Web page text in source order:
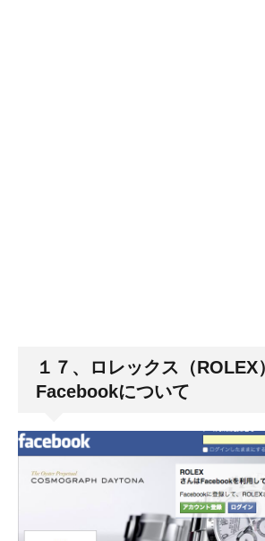
１７、ロレックス（ROLEX
Facebookについて